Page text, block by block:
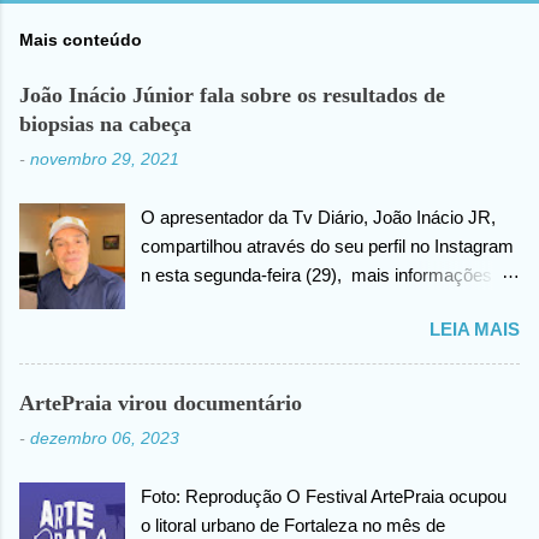
Mais conteúdo
João Inácio Júnior fala sobre os resultados de
biopsias na cabeça
- novembro 29, 2021
O apresentador da Tv Diário, João Inácio JR,
compartilhou através do seu perfil no Instagram
n esta segunda-feira (29), mais informações
cabeça há alguns dias atrás. João confirma que
os resultados foram negativos para câncer de
cabeça, posteriormente ele agradece ao criador
outro momento no vídeo compartilhado na
da sua saúde.
LEIA MAIS
ArtePraia virou documentário
- dezembro 06, 2023
Foto: Reprodução O Festival ArtePraia ocupou
o litoral urbano de Fortaleza no mês de